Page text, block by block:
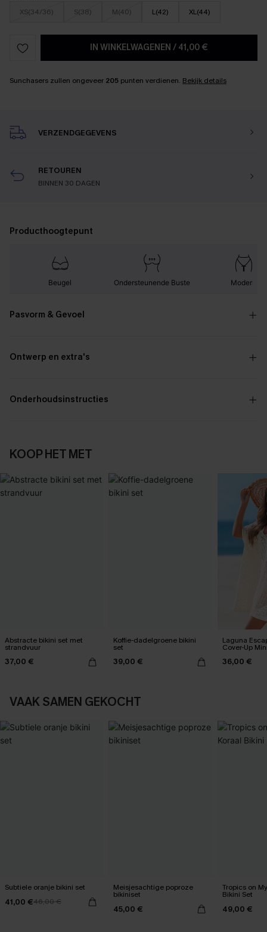
XS(34/36)
S(38) M(40) L(42) XL(44)
IN WINKELWAGENEN / 41,00 €
Sunchasers zullen ongeveer 205 punten verdienen. Bekijk details
VERZENDGEGEVENS
RETOUREN
BINNEN 30 DAGEN
Producthoogtepunt
Beugel Ondersteunende Buste Modern
Pasvorm & Gevoel
Ontwerp en extra's
Onderhoudsinstructies
KOOP HET MET
Abstracte bikini set met
strandvuur
37,00 €
Koffie-dadelgroene bikini
set
39,00 €
Laguna
Cover-Up
36,00 €
VAAK SAMEN GEKOCHT
Subtiele oranje bikini set
41,00 €46,00 €
Meisjesachtige poproze
bikiniset
45,00 €
Tropics on
Bikini Set
49,00 €